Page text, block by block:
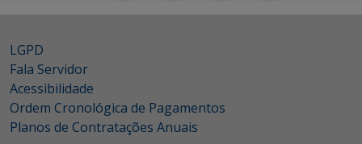
LGPD
Fala Servidor
Acessibilidade
Ordem Cronológica de Pagamentos
Planos de Contratações Anuais